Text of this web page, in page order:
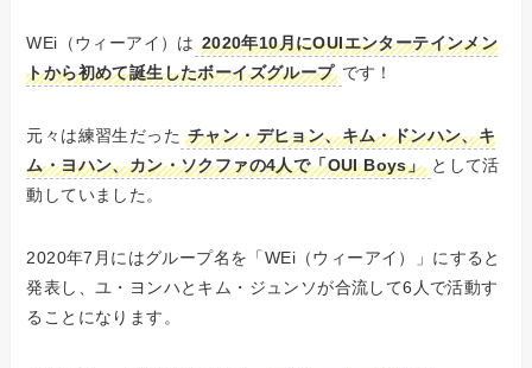
WEi（ウィーアイ）は 2020年10月にOUIエンターテインメン
トから初めて誕生したボーイズグループ です！
元々は練習生だった チャン・デヒョン、キム・ドンハン、キ
ム・ヨハン、カン・ソクファの4人で「OUI Boys」 として活
動していました。
2020年7月にはグループ名を「WEi（ウィーアイ）」にすると
発表し、ユ・ヨンハとキム・ジュンソが合流して6人で活動す
ることになります。